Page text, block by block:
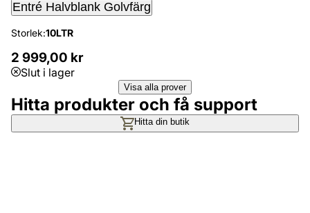
Entré Halvblank Golvfärg
Storlek:10LTR
2 999,00 kr
Slut i lager
Visa alla prover
Hitta produkter och få support
Hitta din butik